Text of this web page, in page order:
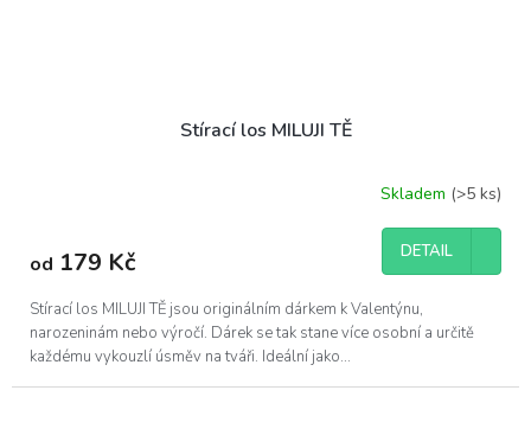
Stírací los MILUJI TĚ
Skladem (>5 ks)
od 179 Kč DETAIL
Stírací los MILUJI TĚ jsou originálním dárkem k Valentýnu,
narozeninám nebo výročí. Dárek se tak stane více osobní a určitě
každému vykouzlí úsměv na tváři. Ideální jako...